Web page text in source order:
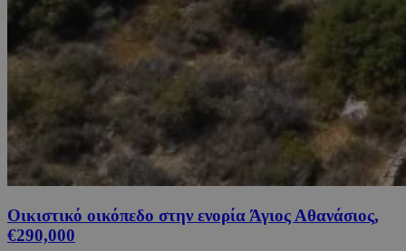
Οικιστικό οικόπεδο στην ενορία Άγιος Αθανάσιος,
€290,000